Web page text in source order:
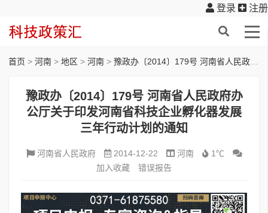
登录 注册
首页 > 河南 > 地区 > 河南 > 豫政办〔2014〕179号 河南省人民政府办公厅关于印发河南省科技企业孵化器发展三年行动计划的通知
豫政办〔2014〕179号 河南省人民政府办
公厅关于印发河南省科技企业孵化器发展
三年行动计划的通知
河南省人民政府 2014-12-22 河南
1℃
加入收藏
错误报告